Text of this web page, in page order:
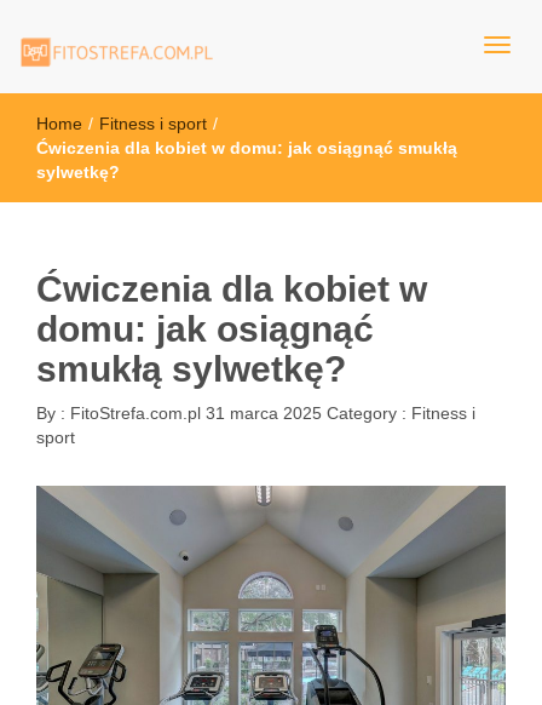
FitoStrefa.com.pl
Home / Fitness i sport /
Ćwiczenia dla kobiet w domu: jak osiągnąć smukłą
sylwetkę?
Ćwiczenia dla kobiet w
domu: jak osiągnąć
smukłą sylwetkę?
By : FitoStrefa.com.pl 31 marca 2025 Category : Fitness i
sport